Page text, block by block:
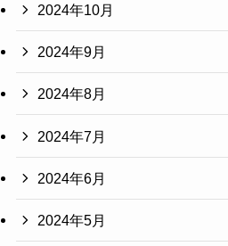
2024年10月
2024年9月
2024年8月
2024年7月
2024年6月
2024年5月